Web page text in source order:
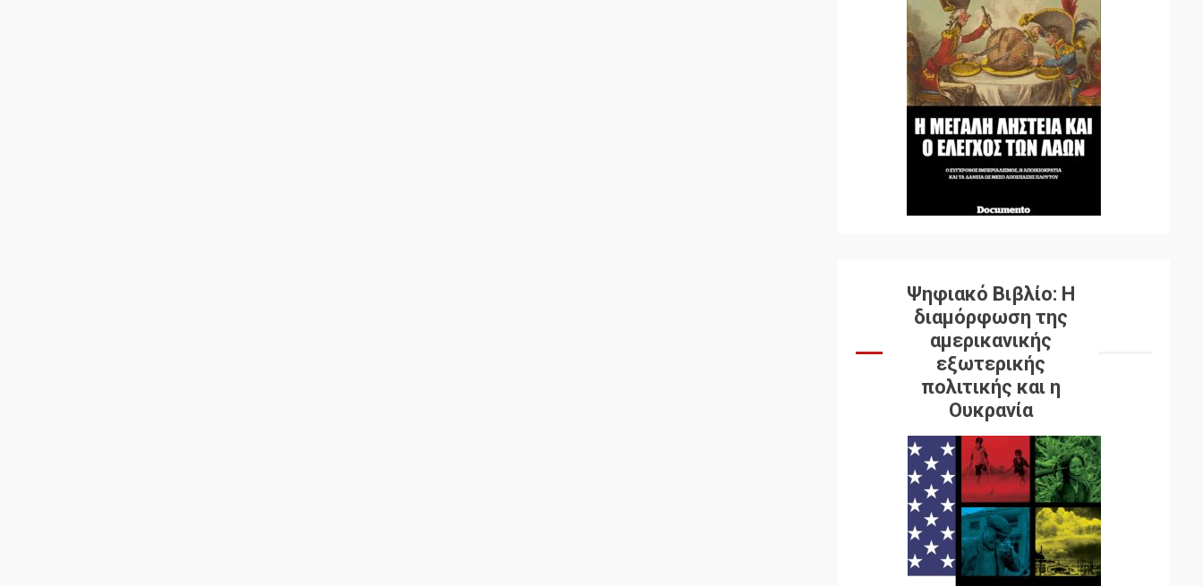
Ψηφιακό Βιβλίο: Η
διαμόρφωση της
αμερικανικής
εξωτερικής
πολιτικής και η
Ουκρανία